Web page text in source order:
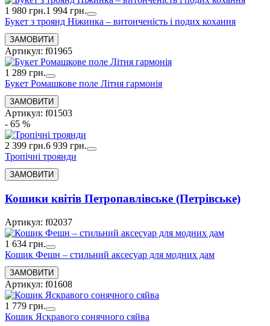
1 980 грн.1 994 грн.
Букет з троянд Ніжинка – витонченість і подих кохання
Артикул: f01965
1 289 грн.
Букет Ромашкове поле Літня гармонія
Артикул: f01503
- 65 %
2 399 грн.6 939 грн.
Тропічні троянди
Кошики квітів Петропавлівське (Петрівське)
Артикул: f02037
1 634 грн.
Кошик Фешн – стильний аксесуар для модних дам
Артикул: f01608
1 779 грн.
Кошик Яскравого сонячного сяйва